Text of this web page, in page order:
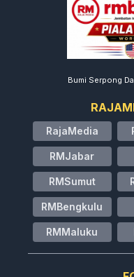
Bumi Serpong
RajaMedia
RMJabar
RMSumut
RMBengkulu
RMMaluku